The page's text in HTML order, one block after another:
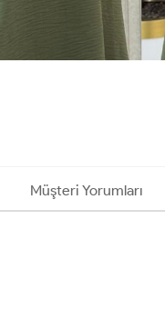
Müşteri Yorumları